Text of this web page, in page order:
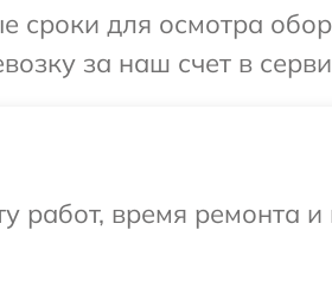
для осмотра
за наш счет в
работ, время ремонта